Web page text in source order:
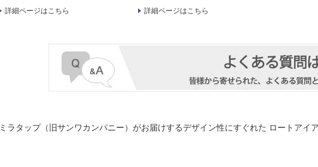
詳細ページはこちら 詳細ページはこちら
ミラタップ（旧サンワカンパニー）がお届けするデザイン性にすぐれた ロートアイ